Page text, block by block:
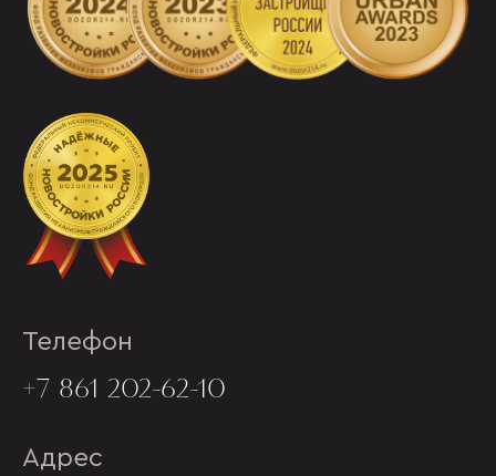
Телефон
+7 861 202-62-10
Адрес